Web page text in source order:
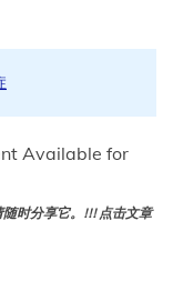
Available for
时分享它。!!! 点击文章